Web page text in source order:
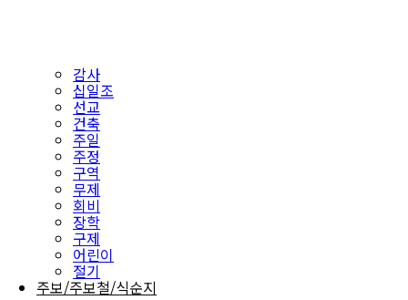
감사
십일조
선교
건축
주일
주정
구역
무제
회비
장학
구제
어린이
절기
주보/주보철/식순지